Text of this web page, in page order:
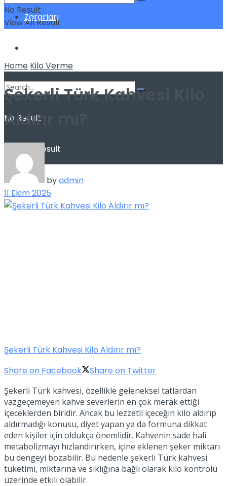
Zararları
No Result
View All Result
No Result
View All Result
Home Kilo Verme
Şekerli Türk Kahvesi Kilo
Aldırır mı?
byadmin
11 Ekim 2025
Şekerli Türk Kahvesi Kilo Aldırır mı?
Share on Facebook
Share on Twitter
Şekerli Türk kahvesi, özellikle geleneksel tatlardan
vazgeçemeyen kahve severlerin en çok merak ettiği
içeceklerden biridir. Ancak bu lezzetli içeceğin kilo aldırıp
aldırmadığı konusu, diyet yapan ya da formuna dikkat
eden kişiler için oldukça önemlidir. Kahvenin sade hali
metabolizmayı hızlandırırken, içine eklenen şeker miktarı
bu dengeyi bozabilir. Bu nedenle şekerli Türk kahvesi
tüketimi, miktarına ve sıklığına bağlı olarak kilo kontrolü
üzerinde etkili olabilir.